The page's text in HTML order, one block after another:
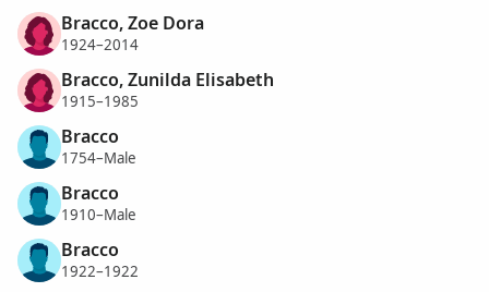
Bracco, Zoe Dora
1924–2014
Bracco, Zunilda Elisabeth
1915–1985
Bracco
1754–Male
Bracco
1910–Male
Bracco
1922–1922